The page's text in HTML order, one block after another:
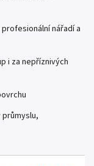
nářadí a
i za nepříznivých